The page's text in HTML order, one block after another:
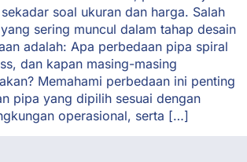
soal ukuran dan harga. Salah
sering muncul dalam tahap desain
adalah: Apa perbedaan pipa spiral
dan kapan masing-masing
Memahami perbedaan ini penting
pipa yang dipilih sesuai dengan
operasional, serta […]